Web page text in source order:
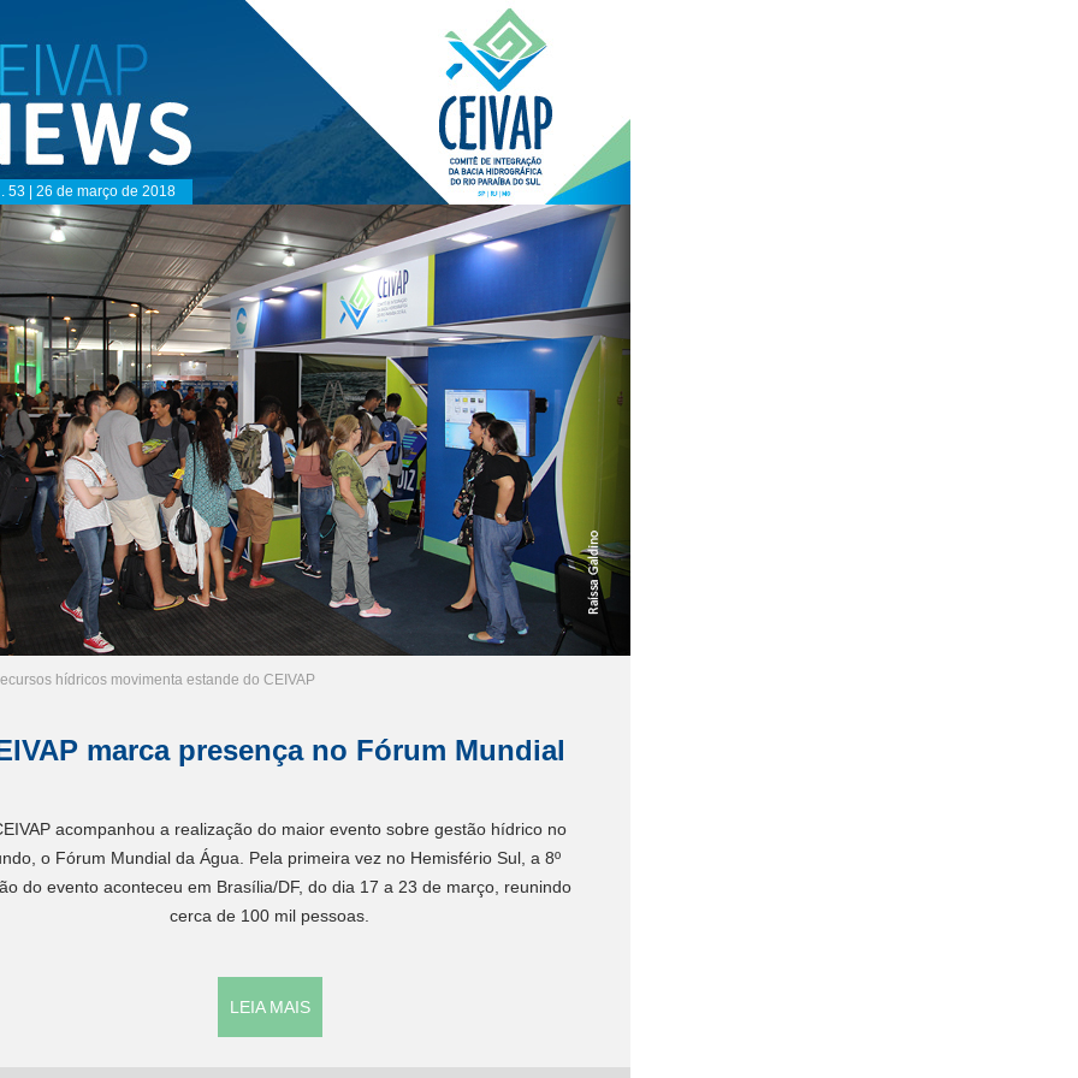
53 | 26 de março de 2018
hídricos movimenta estande do CEIVAP
marca presença no Fórum Mundial
acompanhou a realização do maior evento sobre gestão hídrico no
o Fórum Mundial da Água. Pela primeira vez no Hemisfério Sul, a 8º
do evento aconteceu em Brasília/DF, do dia 17 a 23 de março, reunindo
cerca de 100 mil pessoas.
LEIA MAIS